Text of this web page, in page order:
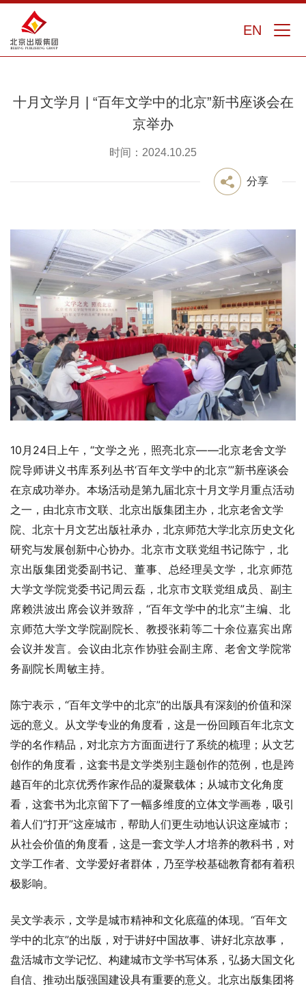
EN
十月文学月 | “百年文学中的北京”新书座谈会在
京举办
时间：2024.10.25
分享
10月24日上午，“文学之光，照亮北京——北京老舍文学
院导师讲义书库系列丛书‘百年文学中的北京’”新书座谈会
在京成功举办。本场活动是第九届北京十月文学月重点活动
之一，由北京市文联、北京出版集团主办，北京老舍文学
院、北京十月文艺出版社承办，北京师范大学北京历史文化
研究与发展创新中心协办。 北京市文联党组书记陈宁，北
京出版集团党委副书记、董事、总经理吴文学，北京师范
大学文学院党委书记周云磊，北京市文联党组成员、副主
席赖洪波出席会议并致辞，“百年文学中的北京”主编、北
京师范大学文学院副院长、教授张莉等二十余位嘉宾出席
会议并发言。会议由北京作协驻会副主席、老舍文学院常
务副院长周敏主持。
陈宁表示，“百年文学中的北京”的出版具有深刻的价值和深
远的意义。从文学专业的角度看，这是一份回顾百年北京文
学的名作精品，对北京方方面面进行了系统的梳理；从文艺
创作的角度看，这套书是文学类别主题创作的范例，也是跨
越百年的北京优秀作家作品的凝聚载体；从城市文化角度
看，这套书为北京留下了一幅多维度的立体文学画卷，吸引
着人们“打开”这座城市，帮助人们更生动地认识这座城市；
从社会价值的角度看，这是一套文学人才培养的教科书，对
文学工作者、文学爱好者群体，乃至学校基础教育都有着积
极影响。
吴文学表示，文学是城市精神和文化底蕴的体现。“百年文
学中的北京”的出版，对于讲好中国故事、讲好北京故事，
盘活城市文学记忆、构建城市文学书写体系，弘扬大国文化
自信、推动出版强国建设具有重要的意义。北京出版集团将